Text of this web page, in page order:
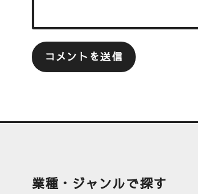
業種・ジャンルで探す